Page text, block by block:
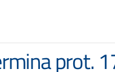
prot.